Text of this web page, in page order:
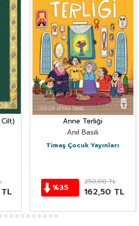
TL
Anne Terliği
Anıl Basılı
Timaş Çocuk Yayınları
%35
250,00TL
162,50 TL